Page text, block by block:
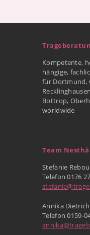
Kompetente,
hängige,
für Dortmund,
Bottrop,
worldwide
Team
Stefanie Rebou
Telefon 0176
Annika Dietrich
Telefon 0159-